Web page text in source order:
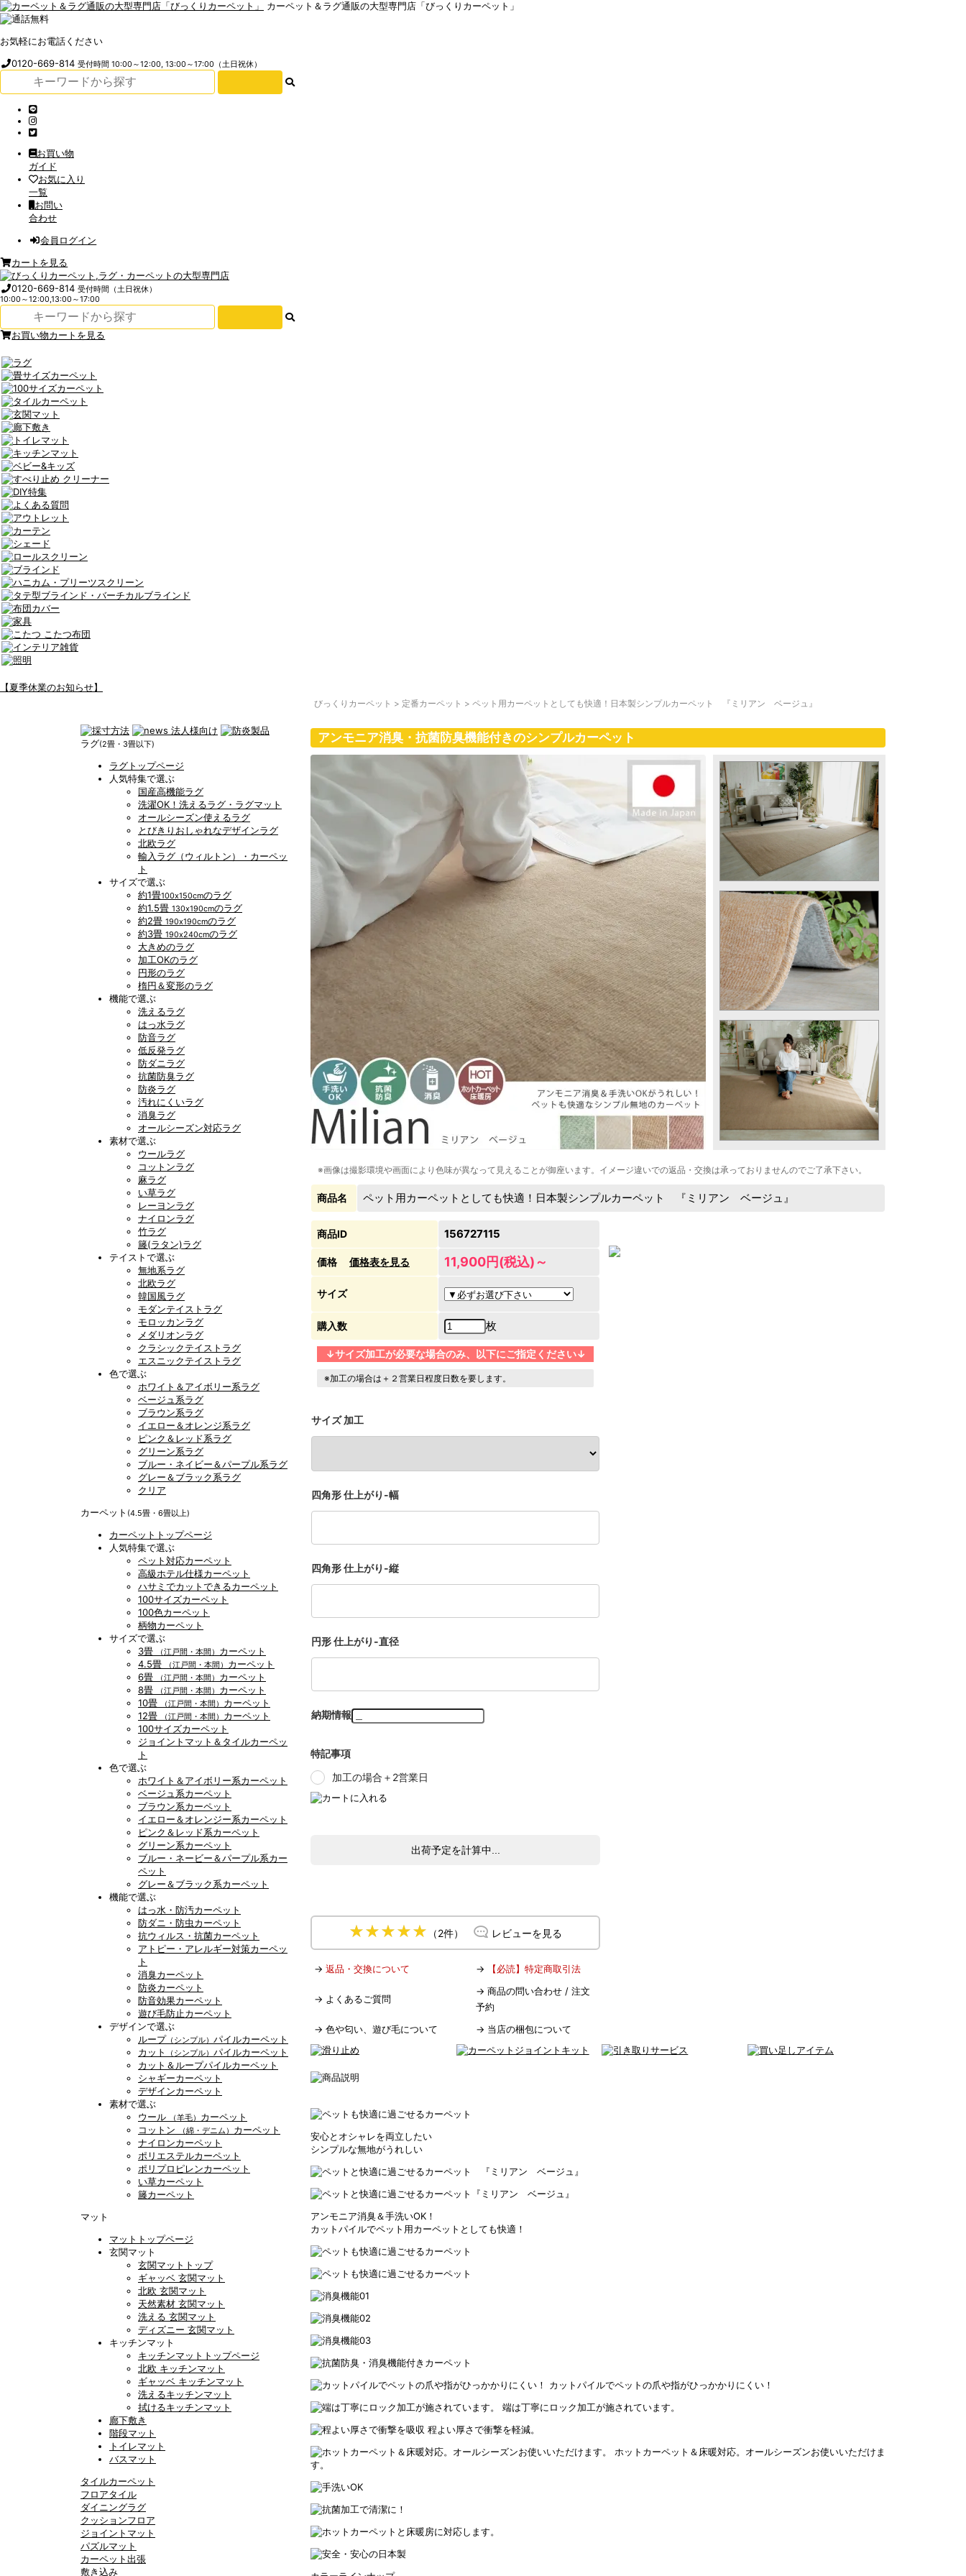
カーペット＆ラグ通販の大型専門店「びっくりカーペット」
お気軽にお電話ください
0120-669-814受付時間 10:00～12:00, 13:00～17:00（土日祝休）
お買い物
ガイド
お気に入り
一覧
お問い
合わせ
会員ログイン
カートを見る
0120-669-814受付時間（土日祝休）
10:00～12:00,13:00～17:00
お買い物カートを見る
【夏季休業のお知らせ】
ラグ(2畳・3畳以下)
ラグトップページ
人気特集で選ぶ
国産高機能ラグ
洗濯OK！洗えるラグ・ラグマット
オールシーズン使えるラグ
とびきりおしゃれなデザインラグ
北欧ラグ
輸入ラグ（ウィルトン）・カーペッ
ト
サイズで選ぶ
約1畳100x150cmのラグ
約1.5畳 130x190cmのラグ
約2畳 190x190cmのラグ
約3畳 190x240cmのラグ
大きめのラグ
加工OKのラグ
円形のラグ
楕円＆変形のラグ
機能で選ぶ
洗えるラグ
はっ水ラグ
防音ラグ
低反発ラグ
防ダニラグ
抗菌防臭ラグ
防炎ラグ
汚れにくいラグ
消臭ラグ
オールシーズン対応ラグ
素材で選ぶ
ウールラグ
コットンラグ
麻ラグ
い草ラグ
レーヨンラグ
ナイロンラグ
竹ラグ
籐(ラタン)ラグ
テイストで選ぶ
無地系ラグ
北欧ラグ
韓国風ラグ
モダンテイストラグ
モロッカンラグ
メダリオンラグ
クラシックテイストラグ
エスニックテイストラグ
色で選ぶ
ホワイト＆アイボリー系ラグ
ベージュ系ラグ
ブラウン系ラグ
イエロー＆オレンジ系ラグ
ピンク＆レッド系ラグ
グリーン系ラグ
ブルー・ネイビー＆パープル系ラグ
グレー＆ブラック系ラグ
クリア
カーペット (4.5畳・6畳以上)
カーペットトップページ
人気特集で選ぶ
ペット対応カーペット
高級ホテル仕様カーペット
ハサミでカットできるカーペット
100サイズカーペット
100色カーペット
柄物カーペット
サイズで選ぶ
3畳
（江戸間・本間） カーペット
4.5畳
（江戸間・本間） カーペット
6畳
（江戸間・本間） カーペット
8畳
（江戸間・本間） カーペット
10畳
（江戸間・本間） カーペット
12畳
（江戸間・本間） カーペット
100サイズカーペット
ジョイントマット＆タイルカーペッ
ト
色で選ぶ
ホワイト＆アイボリー系カーペット
ベージュ系カーペット
ブラウン系カーペット
イエロー＆オレンジー系カーペット
ピンク＆レッド系カーペット
グリーン系カーペット
ブルー・ネービー＆パープル系カー
ペット
グレー＆ブラック系カーペット
機能で選ぶ
はっ水・防汚カーペット
防ダニ・防虫カーペット
抗ウィルス・抗菌カーペット
アトピー・アレルギー対策カーペッ
ト
消臭カーペット
防炎カーペット
防音効果カーペット
遊び毛防止カーペット
デザインで選ぶ
ループ （シンプル） パイルカーペット
カット
（シンプル） パイルカーペット
カット＆ループパイルカーペット
シャギーカーペット
デザインカーペット
素材で選ぶ
ウール
（羊毛） カーペット
コットン
（綿・デニム） カーペット
ナイロンカーペット
ポリエステルカーペット
ポリプロピレンカーペット
い草カーペット
籐カーペット
マット
マットトップページ
玄関マット
玄関マットトップ
ギャッベ 玄関マット
北欧 玄関マット
天然素材 玄関マット
洗える 玄関マット
ディズニー 玄関マット
キッチンマット
キッチンマットトップページ
北欧 キッチンマット
ギャッベ キッチンマット
洗えるキッチンマット
拭けるキッチンマット
廊下敷き
階段マット
トイレマット
バスマット
タイルカーペット
フロアタイル
ダイニングラグ
クッションフロア
ジョイントマット
パズルマット
カーペット出張
敷き込み
びっくりカーペット > 定番カーペット > ペット用カーペットとしても快適！日本製シンプルカーペット 『ミリアン ベージュ』
アンモニア消臭・抗菌防臭機能付きのシンプルカーペット
※画像は撮影環境や画面により色味が異なって見えることが御座います。イメージ違いでの返品・交換は承っておりませんのでご了承下さい。
商品名 ペット用カーペットとしても快適！日本製シンプルカーペット 『ミリアン ベージュ』
商品ID 156727115
価格 価格表を見る 11,900円(税込)～
サイズ
購入数 枚
↓サイズ加工が必要な場合のみ、以下にご指定ください↓
※加工の場合は＋２営業日程度日数を要します。
サイズ 加工
四角形 仕上がり-幅
四角形 仕上がり-縦
円形 仕上がり-直径
納期情報
特記事項
加工の場合＋2営業日
出荷予定を計算中...
（2件） レビューを見る
→ 返品・交換について → 【必読】特定商取引法
→ よくあるご質問
→ 商品の問い合わせ / 注文
予約
→ 色や匂い、遊び毛について → 当店の梱包について
安心とオシャレを両立したい
シンプルな無地がうれしい
アンモニア消臭＆手洗いOK！
カットパイルでペット用カーペットとしても快適！
カットパイルでペットの爪や指がひっかかりにくい！
端は丁寧にロック加工が施されています。
程よい厚さで衝撃を軽減。
ホットカーペット＆床暖対応。オールシーズンお使いいただけま
す。